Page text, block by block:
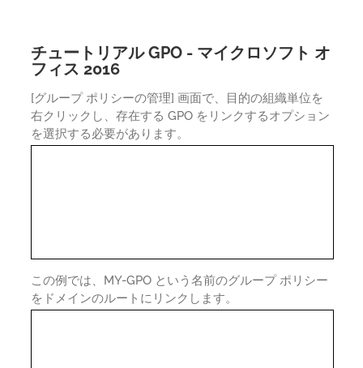
チュートリアル GPO - マイクロソフト オ
フィス 2016
[グループ ポリシーの管理] 画面で、目的の組織単位を
右クリックし、存在する GPO をリンクするオプション
を選択する必要があります。
この例では、MY-GPO という名前のグループ ポリシー
をドメインのルートにリンクします。